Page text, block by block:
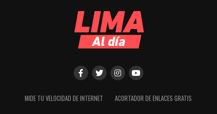
MIDE TU VELOCIDAD DE INTERNET ACORTADOR DE ENLACES GRATIS